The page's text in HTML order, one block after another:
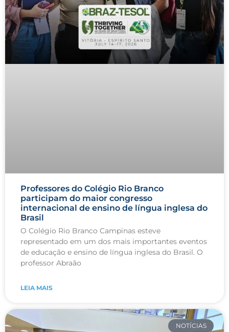
Professores do Colégio Rio Branco
participam do maior congresso
internacional de ensino de língua inglesa do
Brasil
O Colégio Rio Branco Campinas esteve
representado em um dos mais importantes eventos
de educação e ensino de língua inglesa do Brasil. O
professor Abraão
LEIA MAIS
NOTÍCIAS